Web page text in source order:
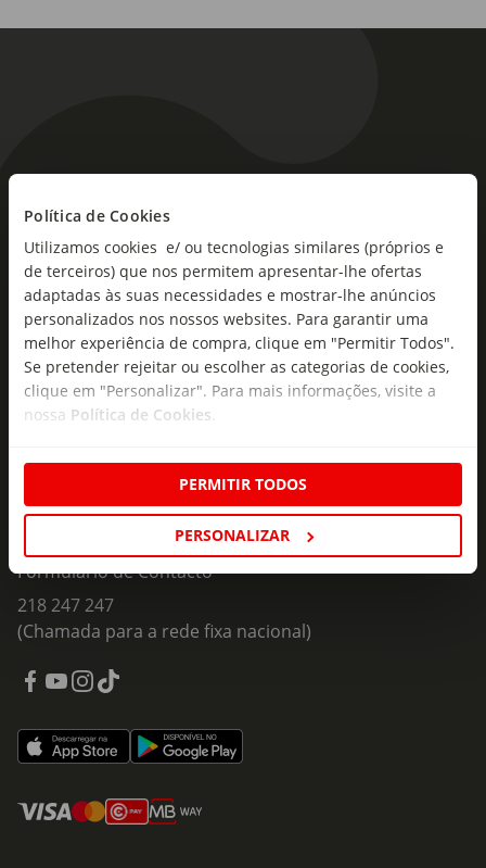
Política de Cookies
Utilizamos cookies e/ ou tecnologias similares (próprios e
de terceiros) que nos permitem apresentar-lhe ofertas
adaptadas às suas necessidades e mostrar-lhe anúncios
personalizados nos nossos websites. Para garantir uma
melhor experiência de compra, clique em "Permitir Todos".
Se pretender rejeitar ou escolher as categorias de cookies,
clique em "Personalizar". Para mais informações, visite a
nossa Política de Cookies
PERMITIR TODOS
PERSONALIZAR
seu e-mail!
Subscreva e descubra campanhas exclusivas,
ofertas e novidades para si.
Insira o seu e-
mail
Subscrever
Formulário de Contacto
218 247 247
(Chamada para a rede fixa nacional)